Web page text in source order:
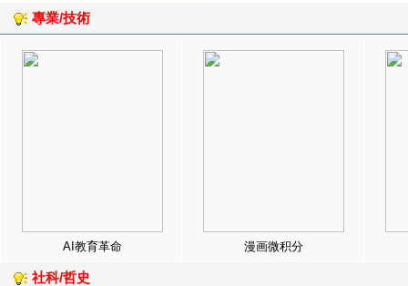
專業/技術
AI教育革命 漫画微积分
社科/哲史